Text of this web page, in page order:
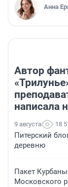
Анна
Автор
написала
9 августа 18
Питерский
деревню
Пакет
Московского